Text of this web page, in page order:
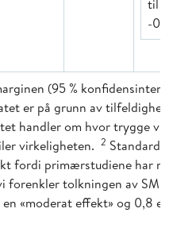
til
-
(95 %
er på grunn av
handler om hvor trygge vi
virkeligheten. 2
fordi primærstudiene har
forenkler tolkningen av SMD
«moderat effekt» og 0,8 er